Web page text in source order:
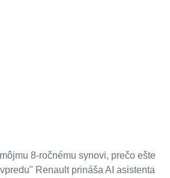
8-ročnému synovi, prečo ešte
Renault prináša AI asistenta